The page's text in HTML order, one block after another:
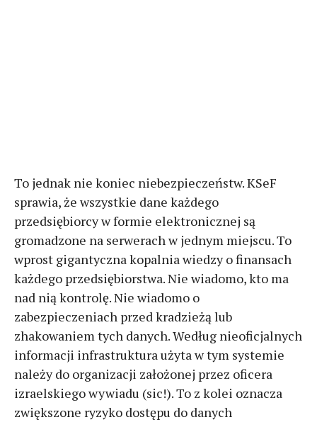
To jednak nie koniec niebezpieczeństw. KSeF
sprawia, że wszystkie dane każdego
przedsiębiorcy w formie elektronicznej są
gromadzone na serwerach w jednym miejscu. To
wprost gigantyczna kopalnia wiedzy o finansach
każdego przedsiębiorstwa. Nie wiadomo, kto ma
nad nią kontrolę. Nie wiadomo o
zabezpieczeniach przed kradzieżą lub
zhakowaniem tych danych. Według nieoficjalnych
informacji infrastruktura użyta w tym systemie
należy do organizacji założonej przez oficera
izraelskiego wywiadu (sic!). To z kolei oznacza
zwiększone ryzyko dostępu do danych